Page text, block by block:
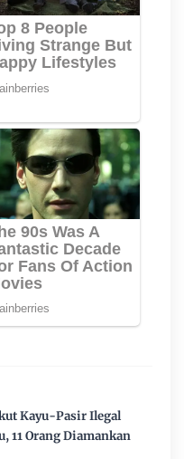
Kayu-Pasir Ilegal
11 Orang Diamankan